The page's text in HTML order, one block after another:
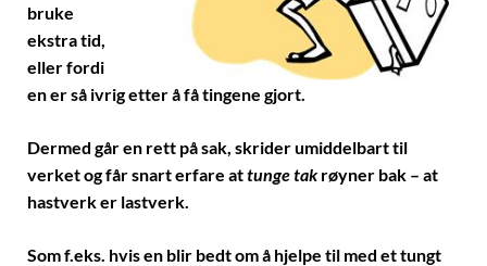
bruke
ekstra tid,
eller fordi
en er så ivrig etter å få tingene gjort.
Dermed går en rett på sak, skrider umiddelbart til
verket og får snart erfare attunge takrøyner bak – at
hastverk er lastverk.
Som f.eks. hvis en blir bedt om å hjelpe til med et tungt